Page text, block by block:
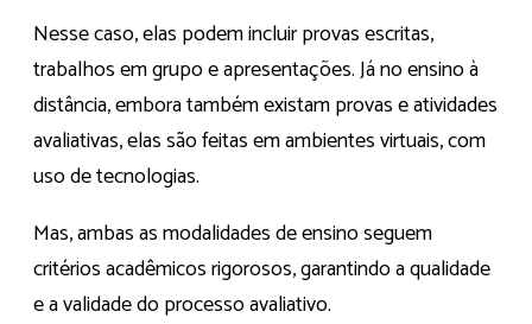
Nesse caso, elas podem incluir provas escritas,
trabalhos em grupo e apresentações. Já no ensino à
distância, embora também existam provas e atividades
avaliativas, elas são feitas em ambientes virtuais, com
uso de tecnologias.
Mas, ambas as modalidades de ensino seguem
critérios acadêmicos rigorosos, garantindo a qualidade
e a validade do processo avaliativo.